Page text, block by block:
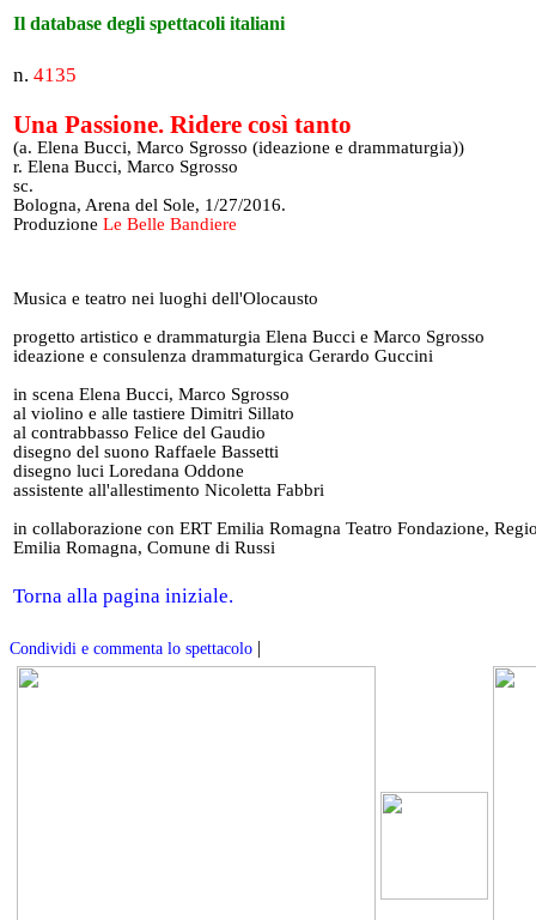
Il database degli spettacoli italiani
n. 4135
Una Passione. Ridere così tanto
(a. Elena Bucci, Marco Sgrosso (ideazione e drammaturgia))
r. Elena Bucci, Marco Sgrosso
sc.
Bologna, Arena del Sole, 1/27/2016.
Produzione Le Belle Bandiere
Musica e teatro nei luoghi dell'Olocausto
progetto artistico e drammaturgia Elena Bucci e Marco Sgrosso
ideazione e consulenza drammaturgica Gerardo Guccini
in scena Elena Bucci, Marco Sgrosso
al violino e alle tastiere Dimitri Sillato
al contrabbasso Felice del Gaudio
disegno del suono Raffaele Bassetti
disegno luci Loredana Oddone
assistente all'allestimento Nicoletta Fabbri
in collaborazione con ERT Emilia Romagna Teatro Fondazione,
Emilia Romagna, Comune di Russi
Torna alla pagina iniziale.
Condividi e commenta lo spettacolo |